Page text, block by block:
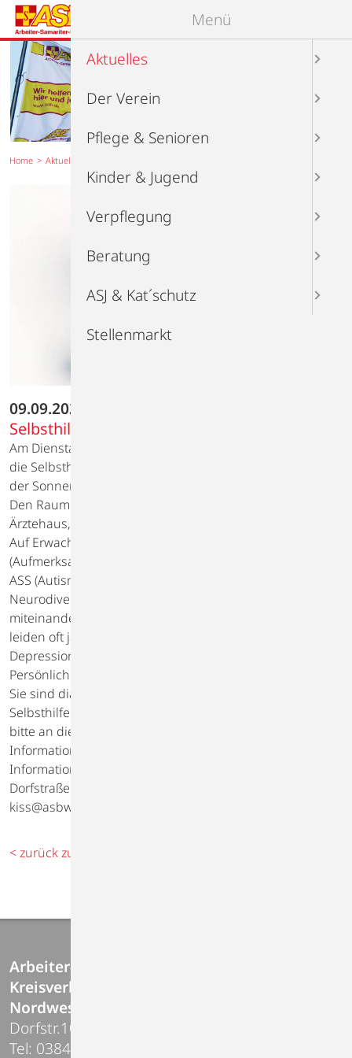
Home Aktuelles
09.09.2025
Selbsthilfegruppe Neurodivergenz II
Am Dienstag, dem 9. September, trifft sich um 16:00 Uhr
die Selbsthilfegruppe Neurodivergenz II im Seminarraum
der Sonnen-Apotheke Lübsche Str. 146-148 in Wismar.
Den Raum erreichen Sie über den Aufgang vom
Ärztehaus, 1. OG links.
Auf Erwachsene mit ADHS
(Aufmerksamkeitsdefizit-/Hyperaktivitätsstörung) oder
ASS (Autismus-Spektrum-Störung) trifft der Begriff
Neurodivergenz zu. Die Erkrankungen können
miteinander oder alleine auftreten. Die Betroffenen
leiden oft jahrelang an Begleiterscheinungen wie
Depression, Sucht, Angst- oder
Persönlichkeitsstörungen.
Sie sind diagnostiziert und möchten sich in unserer
Selbsthilfegruppe engagieren? Dann wenden Sie sich
bitte an die KISS, ein Vorgespräch ist erwünscht. Nähere
Informationen erhalten Sie über die ASB Kontakt- und
Informationsstelle für Selbsthilfegruppen (KISS)
Dorfstraße 10 in Gägelow unter 03841-22 26 16 oder
kiss@asbwismar.de.
< zurück zur Übersicht
Arbeiter-Samariter-Bund
Kreisverband Wismar /
Nordwestmecklenburg e.V.
Dorfstr.10 | 23968 Gägelow
Tel: 03841-227200
Menü
Aktuelles
Der Verein
Pflege & Senioren
Kinder & Jugend
Verpflegung
Beratung
ASJ & Kat´schutz
Stellenmarkt